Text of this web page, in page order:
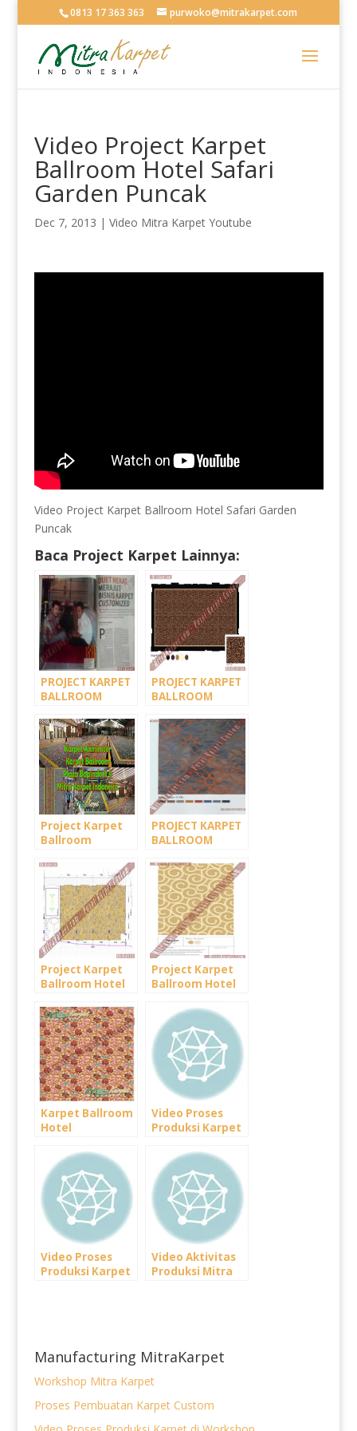
0813 17 363 363 purwoko@mitrakarpet.com
Video Project Karpet
Ballroom Hotel Safari
Garden Puncak
Dec 7, 2013 | Video Mitra Karpet Youtube
Video Project Karpet Ballroom Hotel Safari Garden
Puncak
Baca Project Karpet Lainnya:
PROJECT KARPET
BALLROOM
GARDEN –
PUNCAK BOGOR
PROJECT KARPET
BALLROOM
KRIYA TAMAN
MINI INDONESIA
INDAH (TMII)-
JAKARTA TIMUR
Project Karpet
Ballroom
Bapindo Lt 9
PROJECT KARPET
BALLROOM
TULIP
PEKANBARU
Project Karpet
Ballroom Hotel
Bali
Project Karpet
Ballroom Hotel
Garut Jawa
Barat
Karpet Ballroom
Hotel
Video Proses
Produksi Karpet
MitraKarpet
Video Proses
Produksi Karpet
Video Aktivitas
Produksi Mitra
Manufacturing MitraKarpet
Workshop Mitra Karpet
Proses Pembuatan Karpet Custom